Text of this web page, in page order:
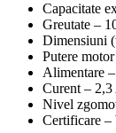
Capacitate
Greutate –
Dimensiuni
Putere
Alimentare
Curent – 2,3
Nivel
Certificare